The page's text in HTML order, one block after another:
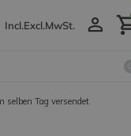
Incl.Excl.MwSt.
selben Tag versendet